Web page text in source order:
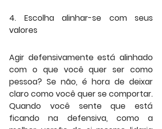
4. Escolha alinhar-se com seus
valores
Agir defensivamente está alinhado
com o que você quer ser como
pessoa? Se não, é hora de deixar
claro como você quer se comportar.
Quando você sente que está
ficando na defensiva, como a